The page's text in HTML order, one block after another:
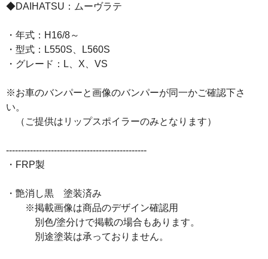
◆DAIHATSU：ムーヴラテ
・年式：H16/8～
・型式：L550S、L560S
・グレード：L、X、VS
※お車のバンパーと画像のバンパーが同一かご確認下さ
い。
（ご提供はリップスポイラーのみとなります）
-----------------------------------------------
・FRP製
・艶消し黒 塗装済み
※掲載画像は商品のデザイン確認用
別色/塗分けで掲載の場合もあります。
別途塗装は承っておりません。